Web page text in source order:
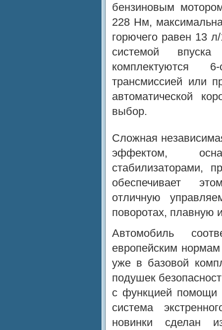
бензиновым
228 Нм,
горючего равен 13
системой
комплектуются 6-
трансмиссией или
автоматической
выбор.
Сложная
эффектом,
стабилизаторами,
обеспечивает
отличную
поворотах, плавную
Автомобиль
европейским
уже в базовой
подушек
с функцией помощи
система
новинки сделан